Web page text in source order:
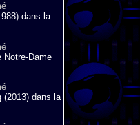
dans la
Notre-Dame
dans la